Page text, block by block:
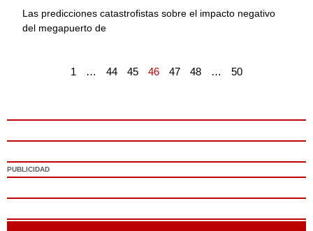
Las predicciones catastrofistas sobre el impacto negativo
del megapuerto de
1 … 44 45 46 47 48 … 50
PUBLICIDAD